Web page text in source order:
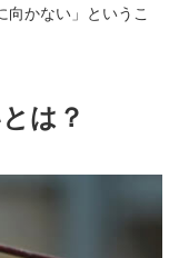
かない」というこ
は？